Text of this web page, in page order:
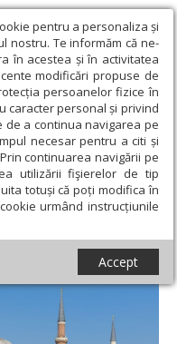
pentru a personaliza și
nostru. Te informăm că ne-
în acestea și în activitatea
modificări propuse de
persoanelor fizice în
caracter personal și privind
de a continua navigarea pe
necesar pentru a citi și
continuarea navigării pe
utilizării fişierelor de tip
totuși că poți modifica în
urmând instrucțiunile
Accept
› Istorii strălucitoare și
care nu